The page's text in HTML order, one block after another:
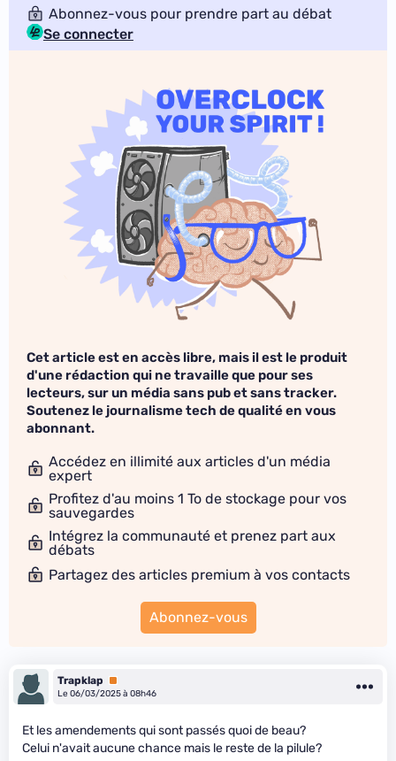
Abonnez-vous pour prendre part au débat
Se connecter
Cet article est en accès libre, mais il est le produit
d'une rédaction qui ne travaille que pour ses
lecteurs, sur un média sans pub et sans tracker.
Soutenez le journalisme tech de qualité en vous
abonnant.
Accédez en illimité aux articles d'un média
expert
Profitez d'au moins 1 To de stockage pour vos
sauvegardes
Intégrez la communauté et prenez part aux
débats
Partagez des articles premium à vos contacts
Abonnez-vous
Trapklap
Premium
Le 06/03/2025 à 08h46
Et les amendements qui sont passés quoi de beau?
Celui n'avait aucune chance mais le reste de la pilule?